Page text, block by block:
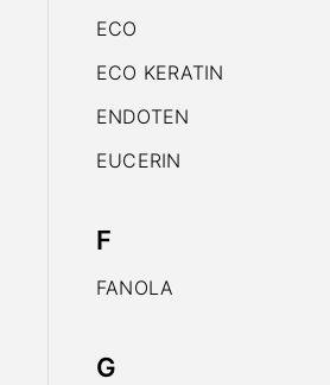
ECO
ECO KERATIN
ENDOTEN
EUCERIN
F
FANOLA
G